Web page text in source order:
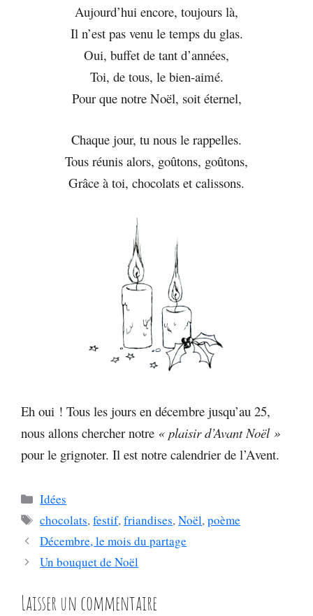
Aujourd’hui encore, toujours là,
Il n’est pas venu le temps du glas.
Oui, buffet de tant d’années,
Toi, de tous, le bien-aimé.
Pour que notre Noël, soit éternel,
Chaque jour, tu nous le rappelles.
Tous réunis alors, goûtons, goûtons,
Grâce à toi, chocolats et calissons.
Eh oui ! Tous les jours en décembre jusqu’au 25,
nous allons chercher notre « plaisir d’Avant Noël »
pour le grignoter. Il est notre calendrier de l’Avent.
Catégories
Idées
Étiquettes
chocolats,festif,friandises,Noël,poème
Décembre, le mois du partage
Un bouquet de Noël
Laisser un commentaire